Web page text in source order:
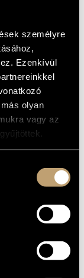
személyre
Ezenkívül
olyan
vagy az
/ PILINSZKY, János